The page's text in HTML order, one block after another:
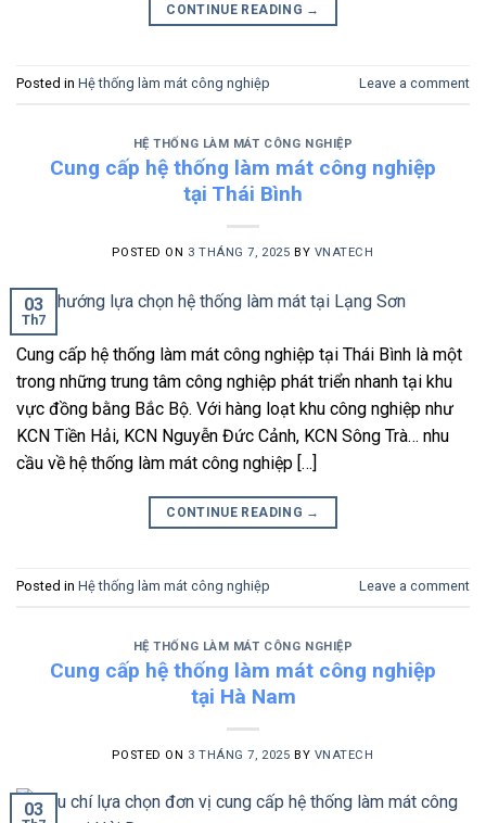
CONTINUE READING →
Posted in Hệ thống làm mát công nghiệp Leave a comment
HỆ THỐNG LÀM MÁT CÔNG NGHIỆP
Cung cấp hệ thống làm mát công nghiệp
tại Thái Bình
POSTED ON 3 THÁNG 7, 2025 BY VNATECH
03
Th7
Cung cấp hệ thống làm mát công nghiệp tại Thái Bình là một
trong những trung tâm công nghiệp phát triển nhanh tại khu
vực đồng bằng Bắc Bộ. Với hàng loạt khu công nghiệp như
KCN Tiền Hải, KCN Nguyễn Đức Cảnh, KCN Sông Trà… nhu
cầu về hệ thống làm mát công nghiệp […]
CONTINUE READING →
Posted in Hệ thống làm mát công nghiệp Leave a comment
HỆ THỐNG LÀM MÁT CÔNG NGHIỆP
Cung cấp hệ thống làm mát công nghiệp
tại Hà Nam
POSTED ON 3 THÁNG 7, 2025 BY VNATECH
03